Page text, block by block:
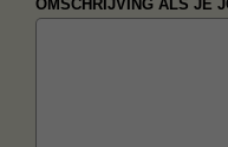
OMSCHRIJVING ALS JE